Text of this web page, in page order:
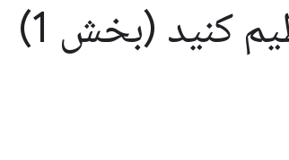
کنید (بخش 1)